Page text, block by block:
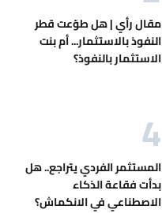
مقال رأي | هل طوّعت قطر
النفوذ بالاستثمار... أم بنت
الاستثمار بالنفوذ؟
المستثمر الفردي يتراجع.. هل
بدأت فقاعة الذكاء
الاصطناعي في الانكماش؟